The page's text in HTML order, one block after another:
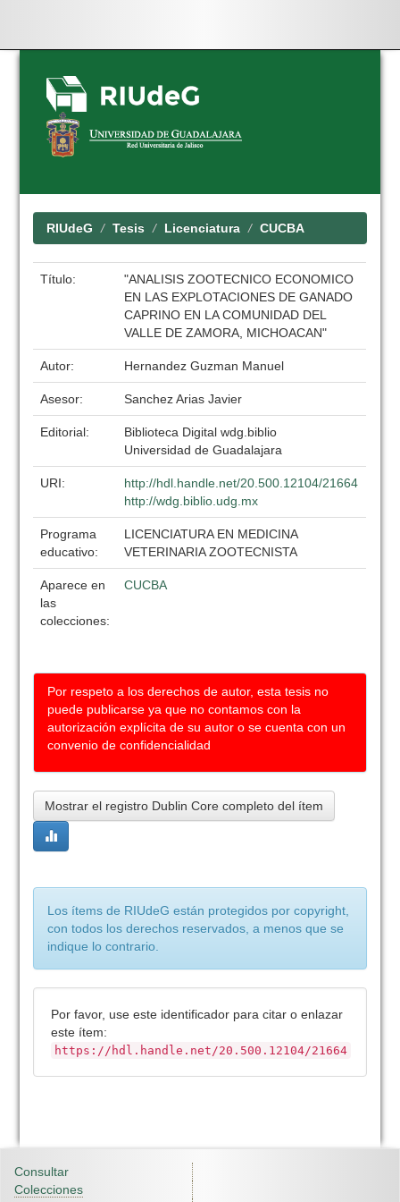
Skip
navigation
RIUdeG Tesis Licenciatura CUCBA
Título:
"ANALISIS ZOOTECNICO ECONOMICO
EN LAS EXPLOTACIONES DE GANADO
CAPRINO EN LA COMUNIDAD DEL
VALLE DE ZAMORA, MICHOACAN"
Autor: Hernandez Guzman Manuel
Asesor: Sanchez Arias Javier
Editorial:
Biblioteca Digital wdg.biblio
Universidad de Guadalajara
URI:
http://hdl.handle.net/20.500.12104/21664
http://wdg.biblio.udg.mx
Programa
educativo:
LICENCIATURA EN MEDICINA
VETERINARIA ZOOTECNISTA
Aparece en
las
colecciones:
CUCBA
Por respeto a los derechos de autor, esta tesis no
puede publicarse ya que no contamos con la
autorización explícita de su autor o se cuenta con un
convenio de confidencialidad
Mostrar el registro Dublin Core completo del ítem
Los ítems de RIUdeG están protegidos por copyright,
con todos los derechos reservados, a menos que se
indique lo contrario.
Por favor, use este identificador para citar o enlazar
este ítem:
https://hdl.handle.net/20.500.12104/21664
Consultar
Colecciones